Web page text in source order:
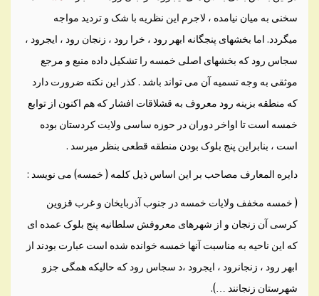
سخنی به ميان نيامده ، لاجرم اين نظريه با شک و ترديد مواجه
ميگردد. اما بخشهای پنجگانه ابهر رود ، خرا رود ، زنجان رود ، ايجرود ،
سجاس رود که بخشهای اصلی خمسه را تشکيل داده منبع و مرجع
موثقی به وجه تسميه آن می تواند باشد . کذر اين نکته ضرورت دارد
که منطقه بزينه رود معروف به قشلاقات افشار که هم اکنون از توابع
خمسه است تا اواخر دوران در حوزه ساسی ولايت کردستان بوده
است ، بنابراين پنج بلوک بودن منطقه قطعی بنظر ميرسد .
دايره المعارف مصاحب بر اين اساس ذيل کلمه ( خمسه) می نويسد :
( خمسه مخفف ولايات خمسه در جنوب آذربايخان و غرب قزوين
کرسی آن زنجان و از شهرهای معروفش سلطانيه پنج بلوک عمده ای
که اين ناحيه به مناسبت آنها خمسه خوانده شده است عبارت بودند از
ابهر رود ، زنجانرود ، ايجرود ،د سجاس رود که حاليکه همگی جزو
شهرستان زنجانند …).